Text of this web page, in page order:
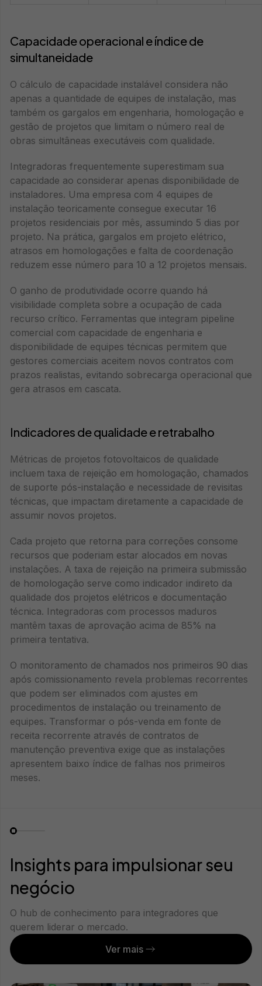
Capacidade operacional e índice de
simultaneidade
O cálculo de capacidade instalável considera não
apenas a quantidade de equipes de instalação, mas
também os gargalos em engenharia, homologação e
gestão de projetos que limitam o número real de
obras simultâneas executáveis com qualidade.
Integradoras frequentemente superestimam sua
capacidade ao considerar apenas disponibilidade de
instaladores. Uma empresa com 4 equipes de
instalação teoricamente consegue executar 16
projetos residenciais por mês, assumindo 5 dias por
projeto. Na prática, gargalos em projeto elétrico,
atrasos em homologações e falta de coordenação
reduzem esse número para 10 a 12 projetos mensais.
O ganho de produtividade ocorre quando há
visibilidade completa sobre a ocupação de cada
recurso crítico. Ferramentas que integram pipeline
comercial com capacidade de engenharia e
disponibilidade de equipes técnicas permitem que
gestores comerciais aceitem novos contratos com
prazos realistas, evitando sobrecarga operacional que
gera atrasos em cascata.
Indicadores de qualidade e retrabalho
Métricas de projetos fotovoltaicos de qualidade
incluem taxa de rejeição em homologação, chamados
de suporte pós-instalação e necessidade de revisitas
técnicas, que impactam diretamente a capacidade de
assumir novos projetos.
Cada projeto que retorna para correções consome
recursos que poderiam estar alocados em novas
instalações. A taxa de rejeição na primeira submissão
de homologação serve como indicador indireto da
qualidade dos projetos elétricos e documentação
técnica. Integradoras com processos maduros
mantêm taxas de aprovação acima de 85% na
primeira tentativa.
O monitoramento de chamados nos primeiros 90 dias
após comissionamento revela problemas recorrentes
que podem ser eliminados com ajustes em
procedimentos de instalação ou treinamento de
equipes. Transformar o pós-venda em fonte de
receita recorrente através de contratos de
manutenção preventiva exige que as instalações
apresentem baixo índice de falhas nos primeiros
meses.
Insights para impulsionar seu
negócio
O hub de conhecimento para integradores que
querem liderar o mercado.
Ver mais